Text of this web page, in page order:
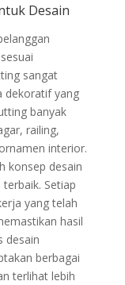
Desain
sangat
dekoratif yang
banyak
railing,
interior.
konsep desain
Setiap
yang telah
hasil
desain
berbagai
terlihat lebih